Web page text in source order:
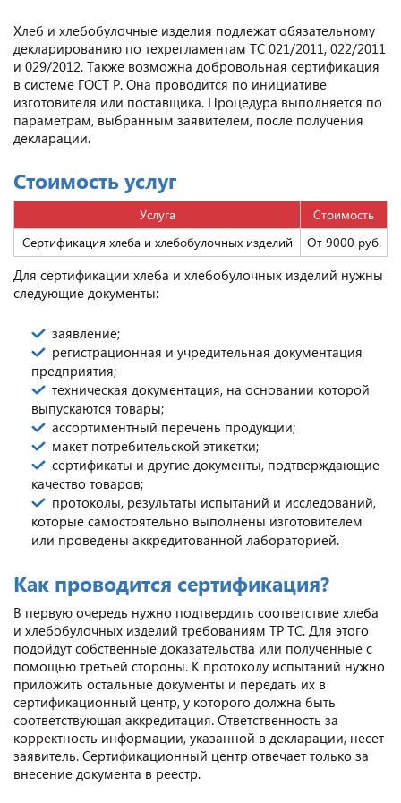
Хлеб и хлебобулочные изделия подлежат обязательному
декларированию по техрегламентам ТС 021/2011, 022/2011
и 029/2012. Также возможна добровольная сертификация
в системе ГОСТ Р. Она проводится по инициативе
изготовителя или поставщика. Процедура выполняется по
параметрам, выбранным заявителем, после получения
декларации.
Стоимость услуг
Услуга
Стоимость
Сертификация хлеба и хлебобулочных изделий
От 9000 руб.
Для сертификации хлеба и хлебобулочных изделий нужны
следующие документы:
заявление;
регистрационная и учредительная документация
предприятия;
техническая документация, на основании которой
выпускаются товары;
ассортиментный перечень продукции;
макет потребительской этикетки;
сертификаты и другие документы, подтверждающие
качество товаров;
протоколы, результаты испытаний и исследований,
которые самостоятельно выполнены изготовителем
или проведены аккредитованной лабораторией.
Как проводится сертификация?
В первую очередь нужно подтвердить соответствие хлеба
и хлебобулочных изделий требованиям ТР ТС. Для этого
подойдут собственные доказательства или полученные с
помощью третьей стороны. К протоколу испытаний нужно
приложить остальные документы и передать их в
сертификационный центр, у которого должна быть
соответствующая аккредитация. Ответственность за
корректность информации, указанной в декларации, несет
заявитель. Сертификационный центр отвечает только за
внесение документа в реестр.